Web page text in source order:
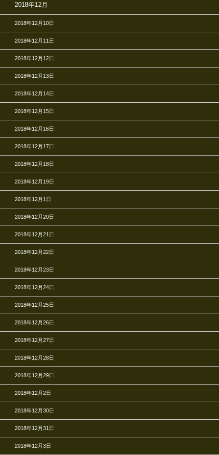
2018年12月
2018年12月10日
2018年12月11日
2018年12月12日
2018年12月13日
2018年12月14日
2018年12月15日
2018年12月16日
2018年12月17日
2018年12月18日
2018年12月19日
2018年12月1日
2018年12月20日
2018年12月21日
2018年12月22日
2018年12月23日
2018年12月24日
2018年12月25日
2018年12月26日
2018年12月27日
2018年12月28日
2018年12月29日
2018年12月2日
2018年12月30日
2018年12月31日
2018年12月3日